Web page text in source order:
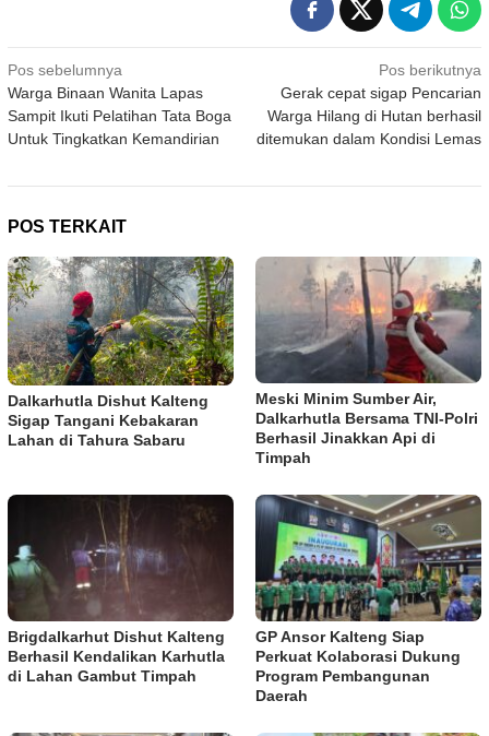
Navigasi
pos
Pos sebelumnya
Warga Binaan Wanita Lapas
Sampit Ikuti Pelatihan Tata Boga
Untuk Tingkatkan Kemandirian
Pos berikutnya
Gerak cepat sigap Pencarian
Warga Hilang di Hutan berhasil
ditemukan dalam Kondisi Lemas
POS TERKAIT
Dalkarhutla Dishut Kalteng
Sigap Tangani Kebakaran
Lahan di Tahura Sabaru
Meski Minim Sumber Air,
Dalkarhutla Bersama TNI-Polri
Berhasil Jinakkan Api di
Timpah
Brigdalkarhut Dishut Kalteng
Berhasil Kendalikan Karhutla
di Lahan Gambut Timpah
GP Ansor Kalteng Siap
Perkuat Kolaborasi Dukung
Program Pembangunan
Daerah